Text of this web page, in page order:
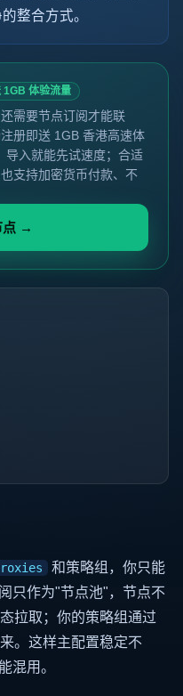
整合方式。
1GB 体验流量
需要节点订阅才能联
册即送 1GB 香港高速体
导入就能先试速度；合适
支持加密货币付款、不
点 →
和策略组，你只能
只作为"节点池"，节点不
拉取；你的策略组通过
。这样主配置稳定不
混用。